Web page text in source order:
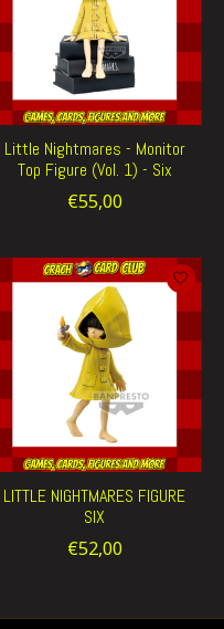
Little Nightmares - Monitor
Top Figure (Vol. 1) - Six
€55,00
LITTLE NIGHTMARES FIGURE
SIX
€52,00